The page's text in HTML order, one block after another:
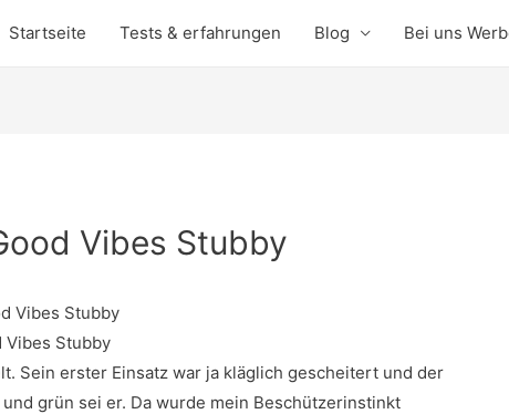
Startseite Tests & erfahrungen Blog Bei uns
Vibes Stubby
Vibes Stubby
Sein erster Einsatz war ja kläglich gescheitert und der
grün sei er. Da wurde mein Beschützerinstinkt